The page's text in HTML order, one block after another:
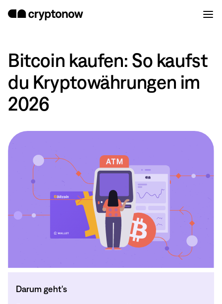
Bitcoin kaufen: So kaufst
du Kryptowährungen im
2026
Darum geht's